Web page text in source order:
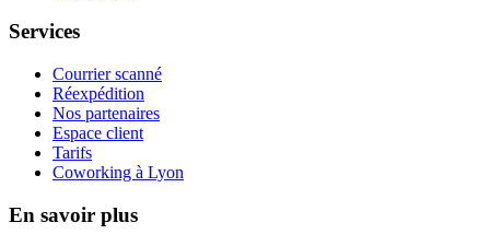
Services
Courrier scanné
Réexpédition
Nos partenaires
Espace client
Tarifs
Coworking à Lyon
En savoir plus